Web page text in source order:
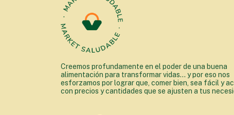
Creemos profundamente en el poder de una buena
alimentación para transformar vidas... y por eso nos
esforzamos por lograr que, comer bien, sea fácil y
con precios y cantidades que se ajusten a tus